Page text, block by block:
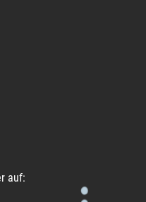
auf: